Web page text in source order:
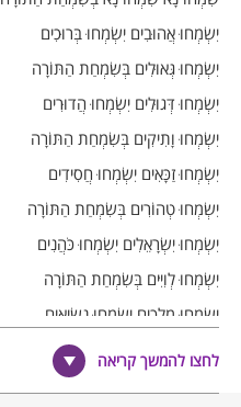
יִשְׂמְחוּ אֲהוּבִים יִשְׂמְחוּ בְּרוּכִים
יִשְׂמְחוּ גְּאוּלִים בְּשִׂמְחַת הַתּוֹרָה
יִשְׂמְחוּ דְּגוּלִים יִשְׂמְחוּ הֲדוּרִים
יִשְׂמְחוּ וָתִיקִים בְּשִׂמְחַת הַתּוֹרָה
יִשְׂמְחוּ זַכָּאִים יִשְׂמְחוּ חֲסִידִים
יִשְׂמְחוּ טְהוֹרִים בְּשִׂמְחַת הַתּוֹרָה
יִשְׂמְחוּ יִשְׂרָאֵלִים יִשְׂמְחוּ כֹּהֲנִים
יִשְׂמְחוּ לְוִיִּים בְּשִׂמְחַת הַתּוֹרָה
יִשְׂמְחוּ מְלָכִים יִשְׂמְחוּ נְשִׂיאִים
יִשְׂמְחוּ סוֹפְרִים בְּשִׂמְחַת הַתּוֹרָה
יִשְׂמְחוּ עֲנָוִים יִשְׂמְחוּ פְּדוּיִים
לחצו להמשך קריאה